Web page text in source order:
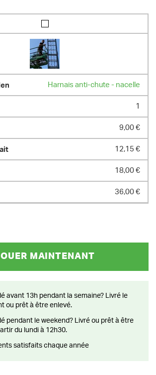
Harnais anti-chute - nacelle
1
9,00 €
12,15 €
18,00 €
36,00 €
MAINTENANT
ou prêt à être enlevé.
du lundi à 12h30.
satisfaits chaque année